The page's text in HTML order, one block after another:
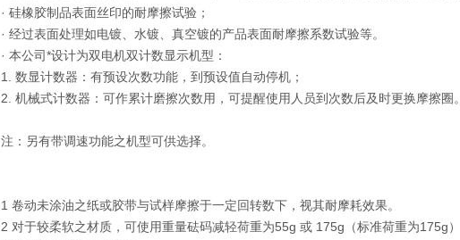
· 硅橡胶制品表面丝印的耐摩擦试验；
· 经过表面处理如电镀、水镀、真空镀的产品表面耐摩擦系数试验等。
· 本公司*设计为双电机双计数显示机型：
1. 数显计数器：有预设次数功能，到预设值自动停机；
2. 机械式计数器：可作累计磨擦次数用，可提醒使用人员到次数后及时更换摩擦圈。
注：另有带调速功能之机型可供选择。
1 卷动未涂油之纸或胶带与试样摩擦于一定回转数下，视其耐摩耗效果。
2 对于较柔软之材质，可使用重量砝码减轻荷重为55g 或 175g（标准荷重为175g）